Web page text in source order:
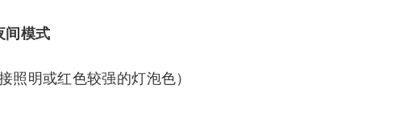
间模式
照明或红色较强的灯泡色）